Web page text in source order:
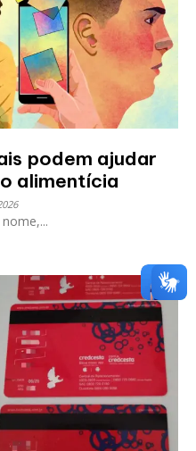
podem ajudar
alimentícia